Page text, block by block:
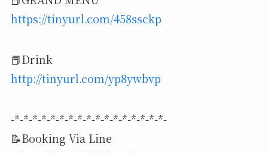
https://tinyurl.com/458ssckp
📕Drink
http://tinyurl.com/yp8ywbvp
-*-*-*-*-*-*-*-*-*-*-*-*-*-*-*-*-*-
📝Booking Via Line